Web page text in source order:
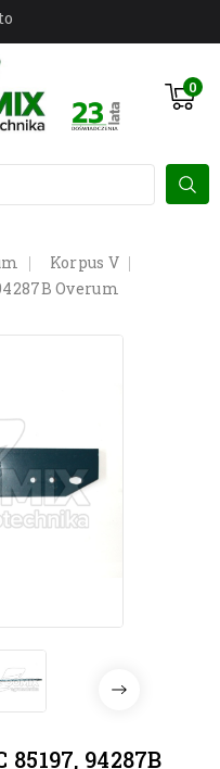
0
Korpus V
Overum
85197, 94287B